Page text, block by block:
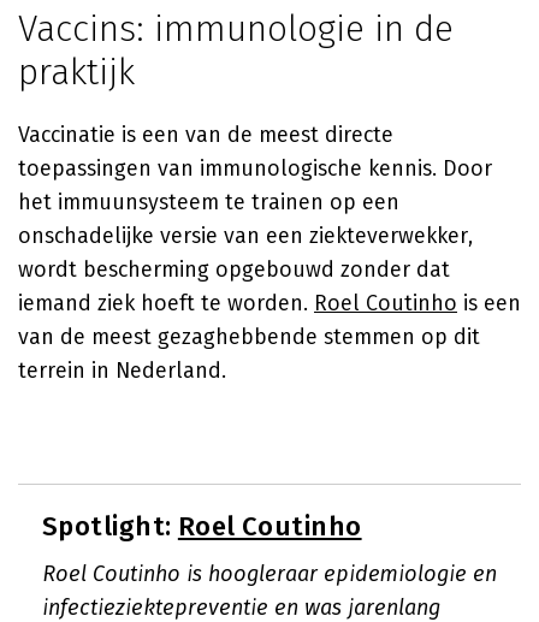
Vaccins: immunologie in de
praktijk
Vaccinatie is een van de meest directe
toepassingen van immunologische kennis. Door
het immuunsysteem te trainen op een
onschadelijke versie van een ziekteverwekker,
wordt bescherming opgebouwd zonder dat
iemand ziek hoeft te worden. Roel Coutinho is een
van de meest gezaghebbende stemmen op dit
terrein in Nederland.
Spotlight: Roel Coutinho
Roel Coutinho is hoogleraar epidemiologie en
infectieziektepreventie en was jarenlang